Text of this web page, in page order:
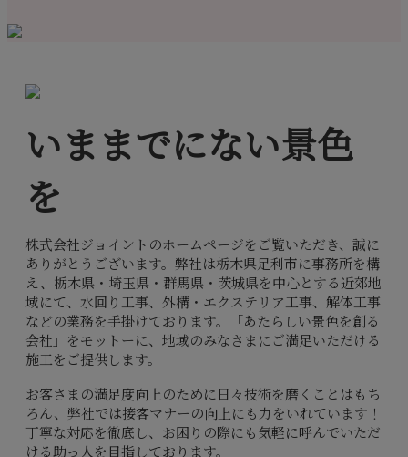
いままでにない景色
を
株式会社ジョイントのホームページをご覧いただき、誠に
ありがとうございます。弊社は栃木県足利市に事務所を構
え、栃木県・埼玉県・群馬県・茨城県を中心とする近郊地
域にて、水回り工事、外構・エクステリア工事、解体工事
などの業務を手掛けております。「あたらしい景色を創る
会社」をモットーに、地域のみなさまにご満足いただける
施工をご提供します。
お客さまの満足度向上のために日々技術を磨くことはもち
ろん、弊社では接客マナーの向上にも力をいれています！
丁寧な対応を徹底し、お困りの際にも気軽に呼んでいただ
ける助っ人を目指しております。